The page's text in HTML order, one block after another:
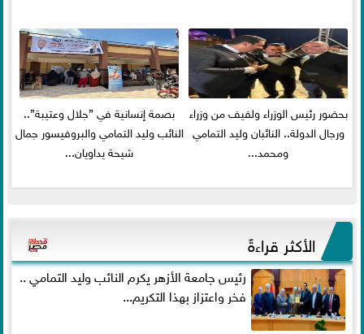
بحضور رئيس الوزراء ولفيف من وزراء
ورجال الدولة.. النائبان وليد التمامي
ومحمد...
بصمة إنسانية في ”جلال وعتيبة”..
النائب وليد التمامي والبروفيسور جمال
شيحة يداويان...
الأكثر قراءةً
رئيس جامعة الأزهر يكرم النائب وليد التمامي ..
فخر واعتزاز بهذا التكريم...